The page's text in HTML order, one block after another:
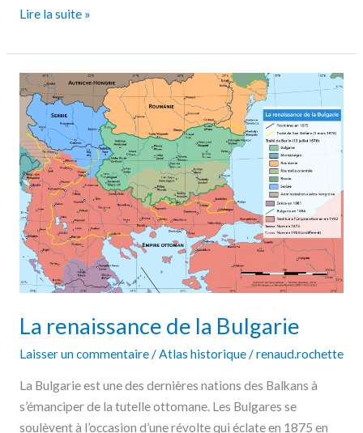
Lire la suite »
La renaissance de la Bulgarie
Laisser un commentaire/Atlas historique/renaud.rochette
La Bulgarie est une des dernières nations des Balkans à
s’émanciper de la tutelle ottomane. Les Bulgares se
soulèvent à l’occasion d’une révolte qui éclate en 1875 en
La
renaissance
de
la
Bulgarie